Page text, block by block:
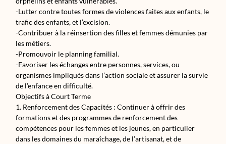
-Lutter contre toutes formes de violences faites aux enfants, le
trafic des enfants, et l’excision.
-Contribuer à la réinsertion des filles et femmes démunies par
les métiers.
-Promouvoir le planning familial.
-Favoriser les échanges entre personnes, services, ou
organismes impliqués dans l’action sociale et assurer la survie
de l’enfance en difficulté.
Objectifs à Court Terme
1. Renforcement des Capacités : Continuer à offrir des
formations et des programmes de renforcement des
compétences pour les femmes et les jeunes, en particulier
dans les domaines du maraîchage, de l’artisanat, et de